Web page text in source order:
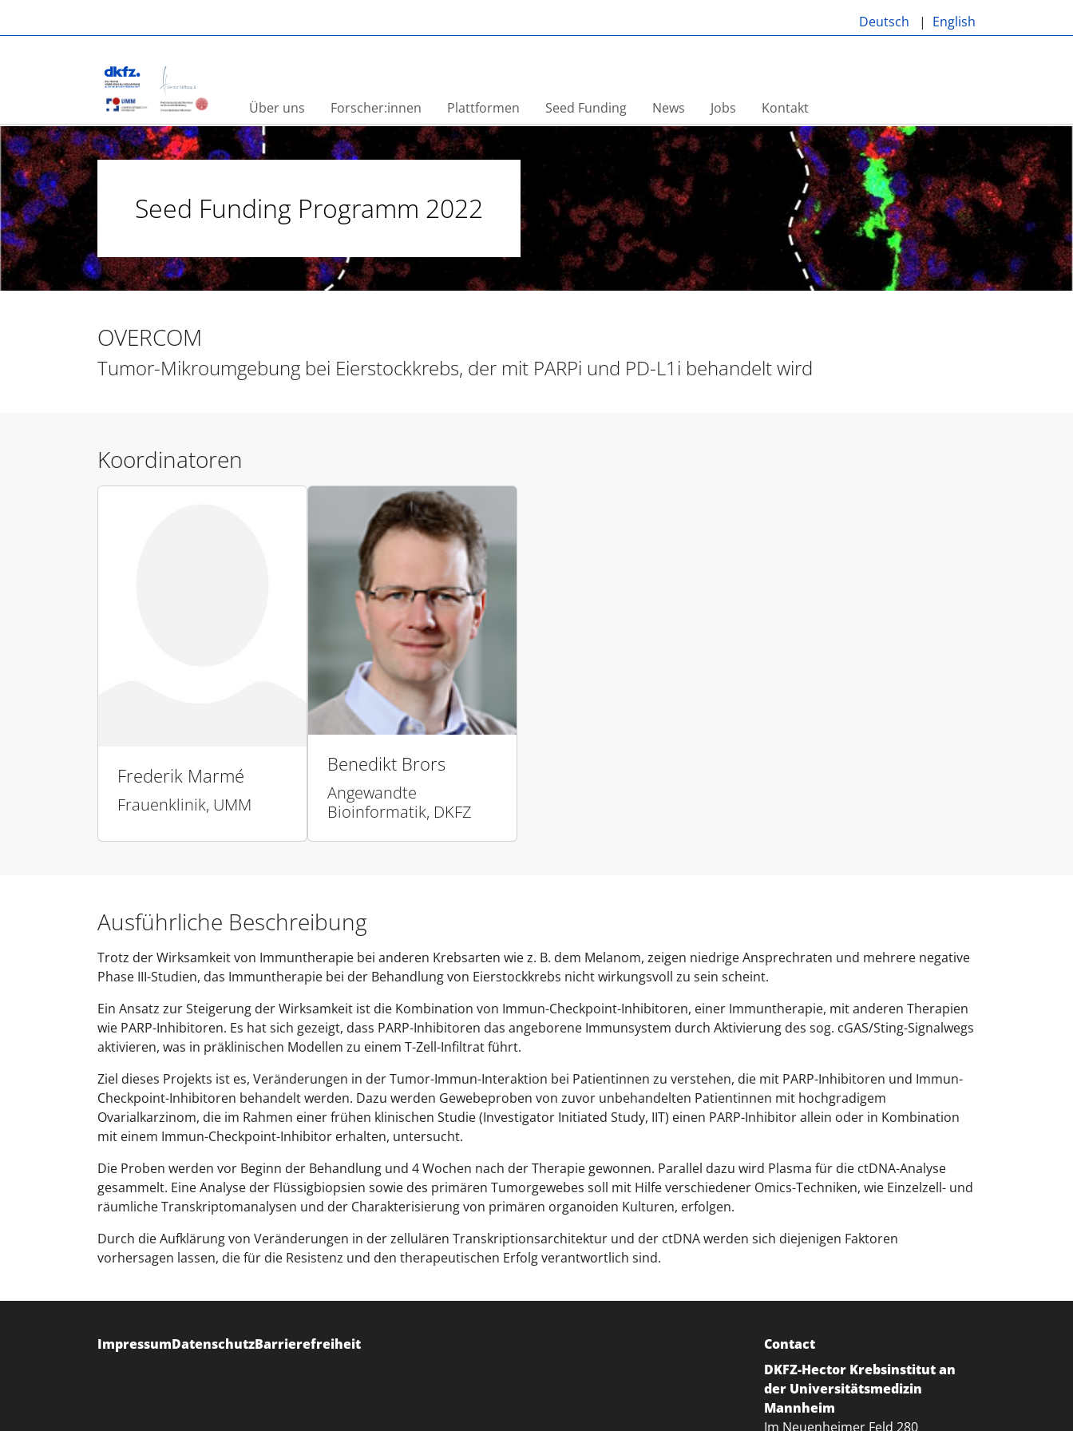
Skip to main content
Deutsch English
Über uns Forscher:innen Plattformen Seed Funding News Jobs Kontakt
You are here:
DKFZ-Hector Krebsinstitut Seed Funding OVERCOM
Seed Funding Programm 2022
OVERCOM
Tumor-Mikroumgebung bei Eierstockkrebs, der mit PARPi und PD-L1i behandelt wird
Koordinatoren
Frederik Marmé
Frauenklinik, UMM
Benedikt Brors
Angewandte
Bioinformatik, DKFZ
Ausführliche Beschreibung
Trotz der Wirksamkeit von Immuntherapie bei anderen Krebsarten wie z. B. dem Melanom, zeigen niedrige Ansprechraten und mehrere negative
Phase III-Studien, das Immuntherapie bei der Behandlung von Eierstockkrebs nicht wirkungsvoll zu sein scheint.
Ein Ansatz zur Steigerung der Wirksamkeit ist die Kombination von Immun-Checkpoint-Inhibitoren, einer Immuntherapie, mit anderen Therapien
wie PARP-Inhibitoren. Es hat sich gezeigt, dass PARP-Inhibitoren das angeborene Immunsystem durch Aktivierung des sog. cGAS/Sting-Signalwegs
aktivieren, was in präklinischen Modellen zu einem T-Zell-Infiltrat führt.
Ziel dieses Projekts ist es, Veränderungen in der Tumor-Immun-Interaktion bei Patientinnen zu verstehen, die mit PARP-Inhibitoren und Immun-
Checkpoint-Inhibitoren behandelt werden. Dazu werden Gewebeproben von zuvor unbehandelten Patientinnen mit hochgradigem
Ovarialkarzinom, die im Rahmen einer frühen klinischen Studie (Investigator Initiated Study, IIT) einen PARP-Inhibitor allein oder in Kombination
mit einem Immun-Checkpoint-Inhibitor erhalten, untersucht.
Die Proben werden vor Beginn der Behandlung und 4 Wochen nach der Therapie gewonnen. Parallel dazu wird Plasma für die ctDNA-Analyse
gesammelt. Eine Analyse der Flüssigbiopsien sowie des primären Tumorgewebes soll mit Hilfe verschiedener Omics-Techniken, wie Einzelzell- und
räumliche Transkriptomanalysen und der Charakterisierung von primären organoiden Kulturen, erfolgen.
Durch die Aufklärung von Veränderungen in der zellulären Transkriptionsarchitektur und der ctDNA werden sich diejenigen Faktoren
vorhersagen lassen, die für die Resistenz und den therapeutischen Erfolg verantwortlich sind.
ImpressumDatenschutzBarrierefreiheit
Contact
DKFZ-Hector Krebsinstitut an
der Universitätsmedizin
Mannheim
Im Neuenheimer Feld 280